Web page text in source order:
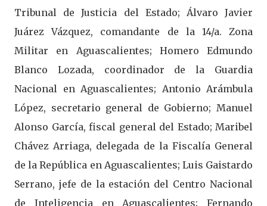
Tribunal de Justicia del Estado; Álvaro Javier
Juárez Vázquez, comandante de la 14/a. Zona
Militar en Aguascalientes; Homero Edmundo
Blanco Lozada, coordinador de la Guardia
Nacional en Aguascalientes; Antonio Arámbula
López, secretario general de Gobierno; Manuel
Alonso García, fiscal general del Estado; Maribel
Chávez Arriaga, delegada de la Fiscalía General
de la República en Aguascalientes; Luis Gaistardo
Serrano, jefe de la estación del Centro Nacional
de Inteligencia en Aguascalientes; Fernando